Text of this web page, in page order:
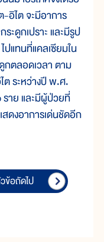
อิไต จะมีอาการ
ะดูกเปราะ และมีรูป
ปแทนที่แคลเซียมใน
กตลอดเวลา ตาม
ต ระหว่างปี พ.ศ.
ย และมีผู้ป่วยที่
สดงอาการเด่นชัดอีก
ข้อถัดไป